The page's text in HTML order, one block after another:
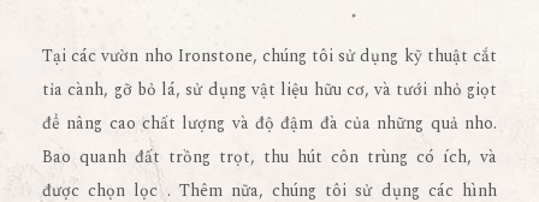
Tại các vườn nho Ironstone, chúng tôi sử dụng kỹ thuật cắt
tỉa cành, gỡ bỏ lá, sử dụng vật liệu hữu cơ, và tưới nhỏ giọt
để nâng cao chất lượng và độ đậm đà của những quả nho.
Bao quanh đất trồng trọt, thu hút côn trùng có ích, và
được chọn lọc . Thêm nữa, chúng tôi sử dụng các hình